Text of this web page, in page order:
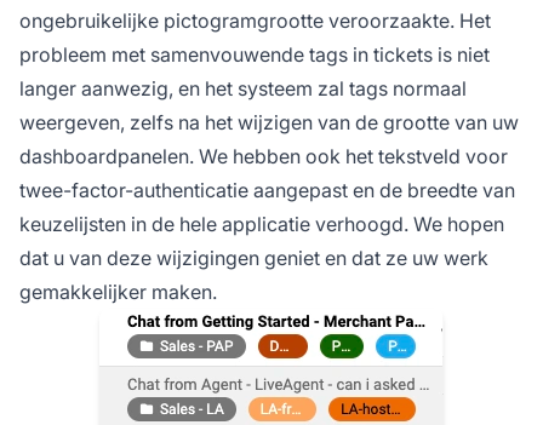
ongebruikelijke pictogramgrootte veroorzaakte. Het
probleem met samenvouwende tags in tickets is niet
langer aanwezig, en het systeem zal tags normaal
weergeven, zelfs na het wijzigen van de grootte van uw
dashboardpanelen. We hebben ook het tekstveld voor
twee-factor-authenticatie aangepast en de breedte van
keuzelijsten in de hele applicatie verhoogd. We hopen
dat u van deze wijzigingen geniet en dat ze uw werk
gemakkelijker maken.